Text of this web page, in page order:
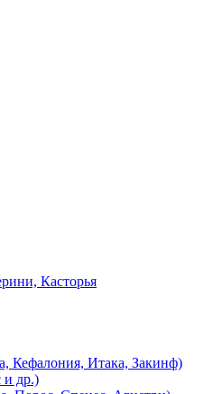
Касторья
Итака, Закинф)
др.)